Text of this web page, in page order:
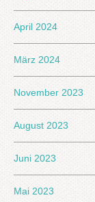
April 2024
März 2024
November 2023
August 2023
Juni 2023
Mai 2023